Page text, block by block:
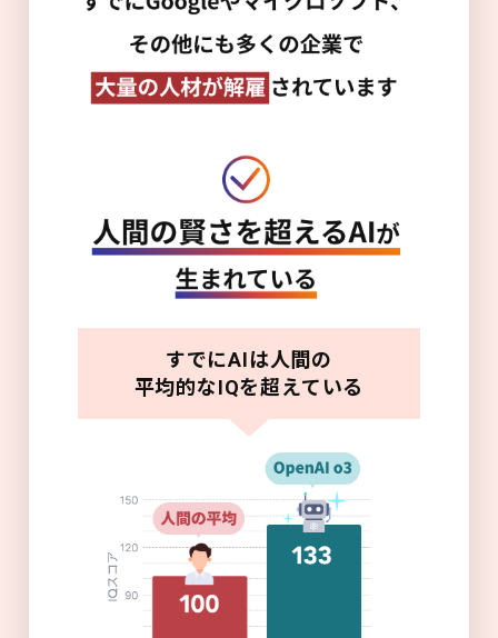
すでにAIは人間の
平均的なIQを超えている